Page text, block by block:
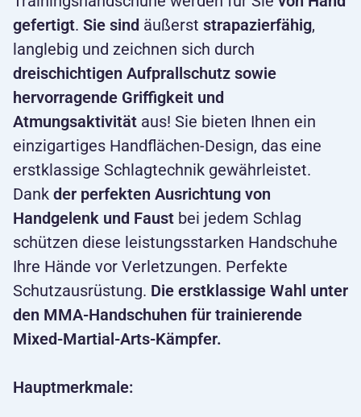
gefertigt. Sie sind äußerst strapazierfähig,
langlebig und zeichnen sich durch
dreischichtigen Aufprallschutz sowie
hervorragende Griffigkeit und
Atmungsaktivität aus! Sie bieten Ihnen ein
einzigartiges Handflächen-Design, das eine
erstklassige Schlagtechnik gewährleistet.
Dank der perfekten Ausrichtung von
Handgelenk und Faust bei jedem Schlag
schützen diese leistungsstarken Handschuhe
Ihre Hände vor Verletzungen. Perfekte
Schutzausrüstung. Die erstklassige Wahl unter
den MMA-Handschuhen für trainierende
Mixed-Martial-Arts-Kämpfer.
Hauptmerkmale: